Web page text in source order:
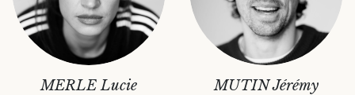
MERLE Lucie MUTIN Jérémy